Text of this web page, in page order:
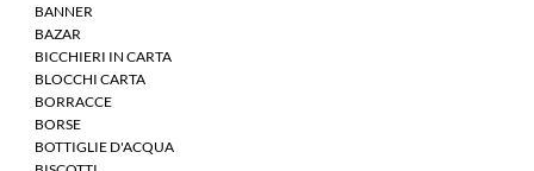
BANNER
BAZAR
BICCHIERI IN CARTA
BLOCCHI CARTA
BORRACCE
BORSE
BOTTIGLIE D'ACQUA